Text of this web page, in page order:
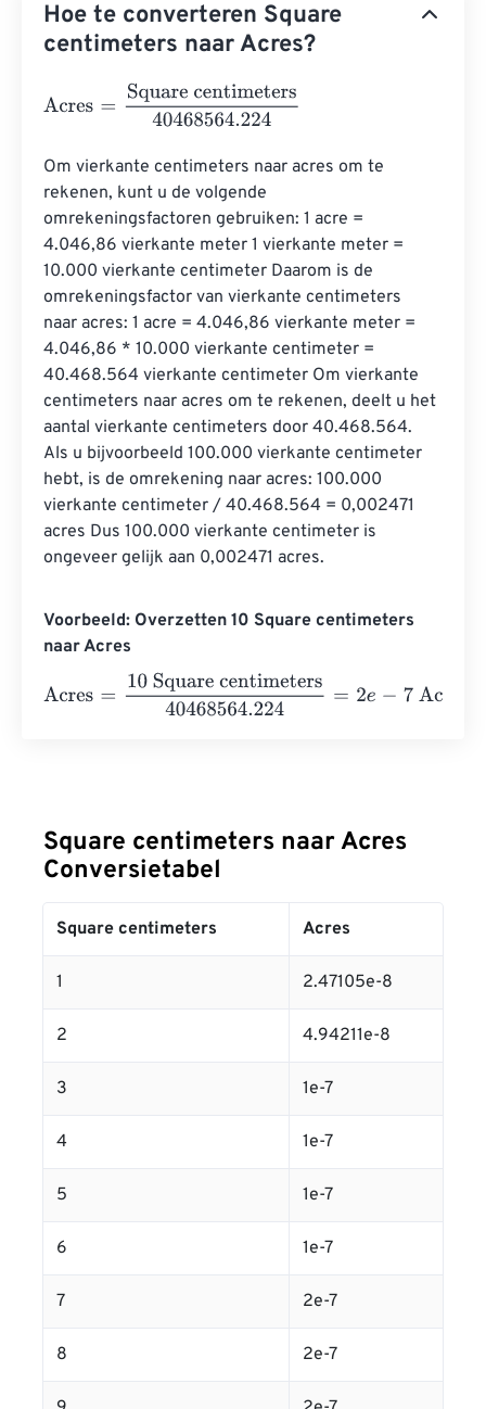
Hoe te converteren Square
centimeters naar Acres?
Acres Square centimeters40468564.224
Om vierkante centimeters naar acres om te
rekenen, kunt u de volgende
omrekeningsfactoren gebruiken: 1 acre =
4.046,86 vierkante meter 1 vierkante meter =
10.000 vierkante centimeter Daarom is de
omrekeningsfactor van vierkante centimeters
naar acres: 1 acre = 4.046,86 vierkante meter =
4.046,86 * 10.000 vierkante centimeter =
40.468.564 vierkante centimeter Om vierkante
centimeters naar acres om te rekenen, deelt u het
aantal vierkante centimeters door 40.468.564.
Als u bijvoorbeeld 100.000 vierkante centimeter
hebt, is de omrekening naar acres: 100.000
vierkante centimeter / 40.468.564 = 0,002471
acres Dus 100.000 vierkante centimeter is
ongeveer gelijk aan 0,002471 acres.
Voorbeeld: Overzetten 10 Square centimeters
naar Acres
Acres
10 Square centimeters40468564.224 =2 e
Square centimeters naar Acres
Conversietabel
Square centimeters Acres
1 2.47105e-8
2 4.94211e-8
3 1e-7
4 1e-7
5 1e-7
6 1e-7
7 2e-7
8 2e-7